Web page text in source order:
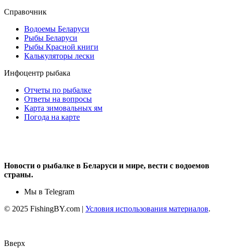
Справочник
Водоемы Беларуси
Рыбы Беларуси
Рыбы Красной книги
Калькуляторы лески
Инфоцентр рыбака
Отчеты по рыбалке
Ответы на вопросы
Карта зимовальных ям
Погода на карте
Новости о рыбалке в Беларуси и мире, вести с водоемов
страны.
Мы в Telegram
© 2025 FishingBY.com | Условия использования материалов.
Вверх